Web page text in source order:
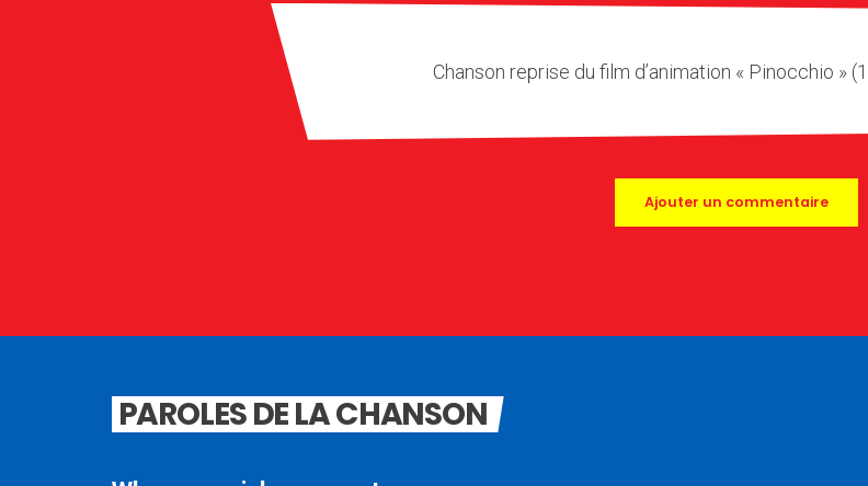
Chanson reprise du film d’animation « Pinocchio »
Ajouter un commentaire
PAROLES DE LA CHANSON